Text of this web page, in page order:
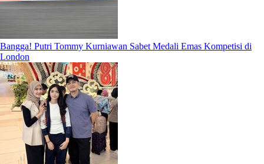
Bangga! Putri Tommy Kurniawan Sabet Medali Emas Kompetisi di
London